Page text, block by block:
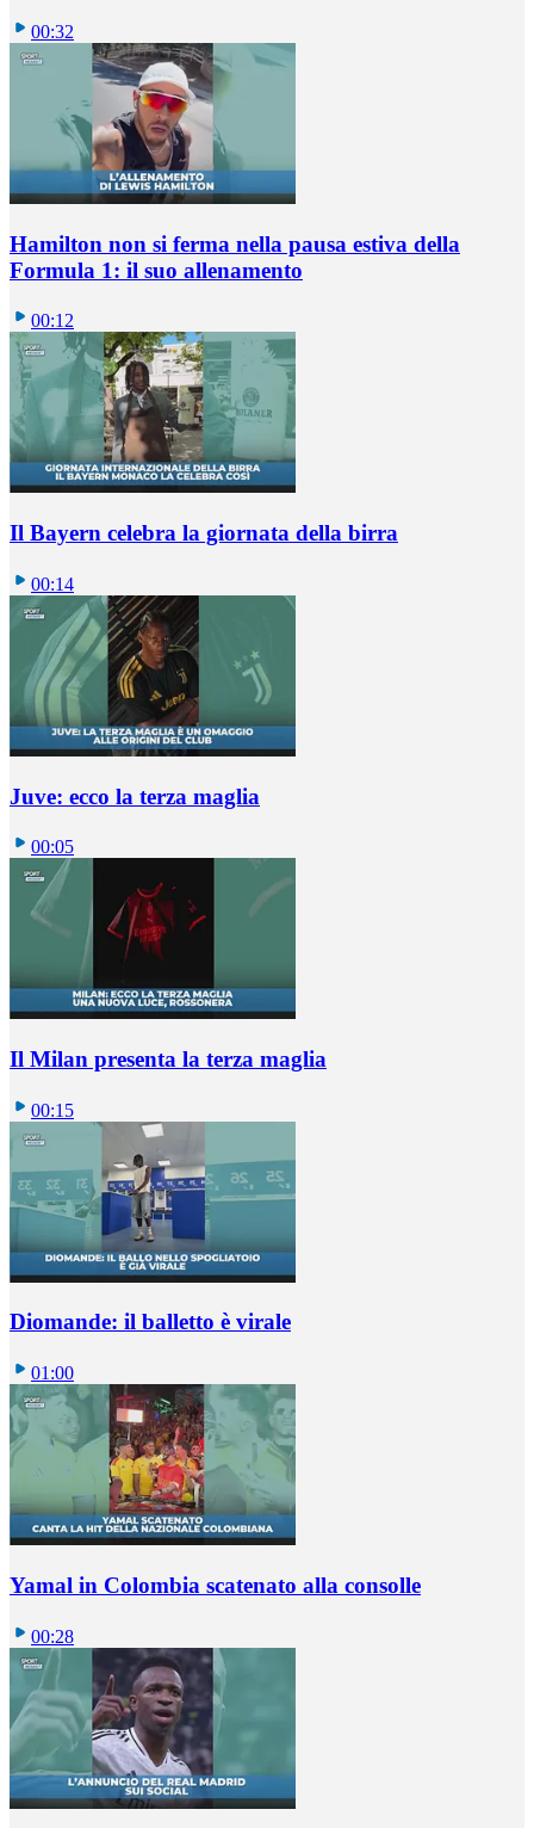
00:32
Hamilton non si ferma nella pausa estiva della
Formula 1: il suo allenamento
00:12
Il Bayern celebra la giornata della birra
00:14
Juve: ecco la terza maglia
00:05
Il Milan presenta la terza maglia
00:15
Diomande: il balletto è virale
01:00
Yamal in Colombia scatenato alla consolle
00:28